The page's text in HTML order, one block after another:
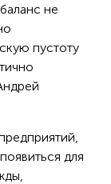
не
пустоту
для